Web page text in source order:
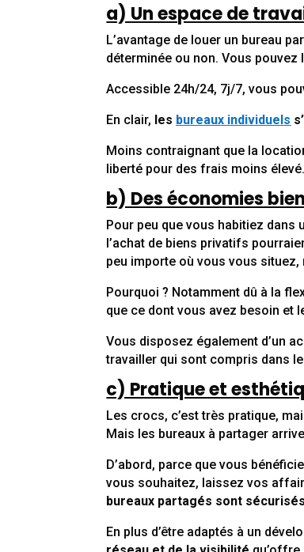
a) Un espace de
L’avantage de louer un bureau
déterminée ou non. Vous
Accessible 24h/24, 7j/7, vous
En clair, les bureaux individuels
Moins contraignant que la
liberté pour des frais moins élevé.
b) Des économies
Pour peu que vous habitiez dans
l’achat de biens privatifs
peu importe où vous vous
Pourquoi ? Notamment dû à la
que ce dont vous avez besoin et
Vous disposez également d’un
travailler qui sont compris dans
c) Pratique et
Les crocs, c’est très pratique,
Mais les bureaux à partager
D’abord, parce que vous
vous souhaitez, laissez vos
bureaux partagés sont sécurisés
En plus d’être adaptés à un